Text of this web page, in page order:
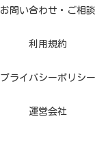
お問い合わせ・ご相談
利用規約
プライバシーポリシー
運営会社